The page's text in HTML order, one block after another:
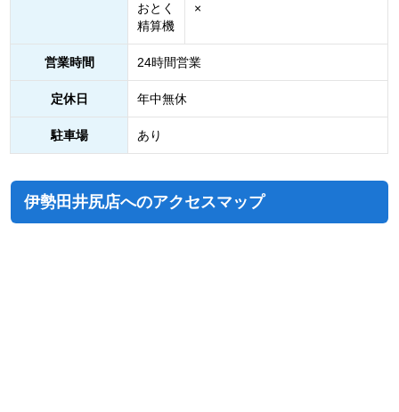
おとく
精算機
×
営業時間 24時間営業
定休日 年中無休
駐車場 あり
伊勢田井尻店へのアクセスマップ